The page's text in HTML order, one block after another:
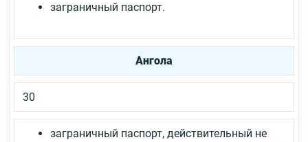
заграничный паспорт.
Ангола
30
заграничный паспорт, действительный не